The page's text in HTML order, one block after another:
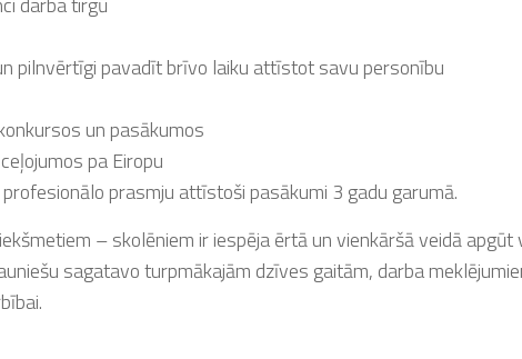
pilnvērtīgi pavadīt brīvo laiku attīstot savu personību
un pasākumos
pa Eiropu
prasmju attīstoši pasākumi 3 gadu garumā.
– skolēniem ir iespēja ērtā un vienkāršā veidā apgūt
sagatavo turpmākajām dzīves gaitām, darba